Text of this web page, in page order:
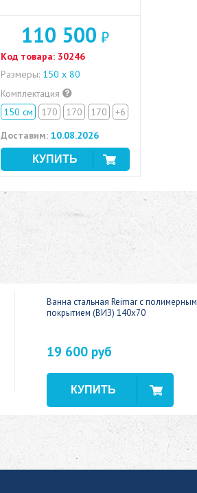
110 500 ₽
Код товара: 30246
Размеры: 150 х 80
Комплектация
150 см
170 170 170
+6
Доставим: 10.08.2026
Ванна стальная Reimar с полимерным
покрытием (ВИЗ) 140x70
19 600 руб